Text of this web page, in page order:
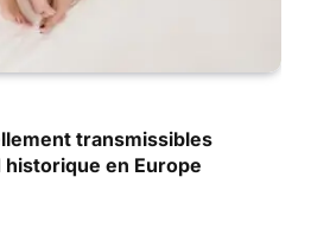
transmissibles
en Europe